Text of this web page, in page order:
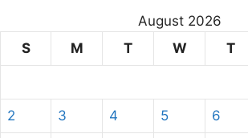
August 2026
S
M T W T
2 3 4 5 6